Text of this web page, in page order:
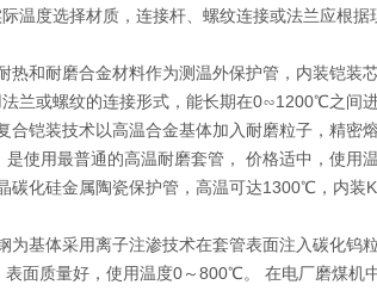
温度选择材质，连接杆、螺纹连接或法兰应根据
热和耐磨合金材料作为测温外保护管，内装铠
兰或螺纹的连接形式，能长期在0∽1200℃之间进
合铠装技术以高温合金基体加入耐磨粒子，精
使用最普通的高温耐磨套管， 价格适中，使用
碳化硅金属陶瓷保护管，高温可达1300℃，内
为基体采用离子注渗技术在套管表面注入碳化钨
面质量好，使用温度0～800℃。 在电厂磨煤机